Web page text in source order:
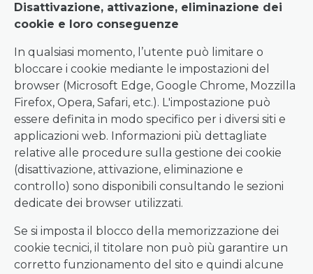
Disattivazione, attivazione, eliminazione dei
cookie e loro conseguenze
In qualsiasi momento, l’utente può limitare o
bloccare i cookie mediante le impostazioni del
browser (Microsoft Edge, Google Chrome, Mozzilla
Firefox, Opera, Safari, etc.). L'impostazione può
essere definita in modo specifico per i diversi siti e
applicazioni web. Informazioni più dettagliate
relative alle procedure sulla gestione dei cookie
(disattivazione, attivazione, eliminazione e
controllo) sono disponibili consultando le sezioni
dedicate dei browser utilizzati.
Se si imposta il blocco della memorizzazione dei
cookie tecnici, il titolare non può più garantire un
corretto funzionamento del sito e quindi alcune